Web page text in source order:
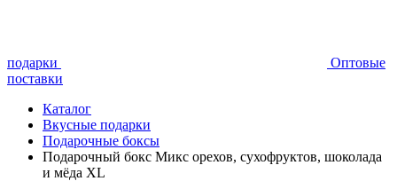
подарки
Оптовые
поставки
Каталог
Вкусные подарки
Подарочные боксы
Подарочный бокс Микс орехов, сухофруктов, шоколада
и мёда XL